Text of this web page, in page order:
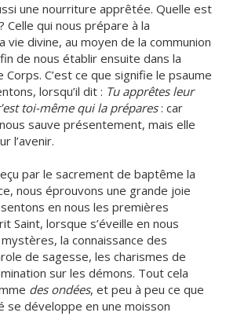
une nourriture apprêtée. Quelle est
qui nous prépare à la
vie divine, au moyen de la communion
de nous établir ensuite dans la
Corps. C’est ce que signifie le psaume
lorsqu’il dit : Tu apprêtes leur
toi-même qui la prépares: car
sauve présentement, mais elle
l’avenir.
par le sacrement de baptême la
nous éprouvons une grande joie
en nous les premières
Saint, lorsque s’éveille en nous
la connaissance des
de sagesse, les charismes de
sur les démons. Tout cela
des ondées, et peu à peu ce que
se développe en une moisson